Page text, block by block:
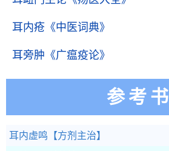
耳内疮 《中医词典》
耳旁肿 《广瘟疫论》
参考书
耳内虚鸣 【方剂主治】